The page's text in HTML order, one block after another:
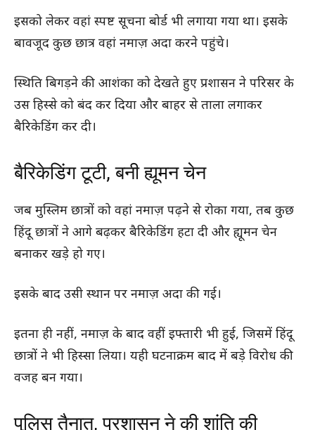
इसको लेकर वहां स्पष्ट सूचना बोर्ड भी लगाया गया था। इसके
बावजूद कुछ छात्र वहां नमाज़ अदा करने पहुंचे।
स्थिति बिगड़ने की आशंका को देखते हुए प्रशासन ने परिसर के
उस हिस्से को बंद कर दिया और बाहर से ताला लगाकर
बैरिकेडिंग कर दी।
बैरिकेडिंग टूटी, बनी ह्यूमन चेन
जब मुस्लिम छात्रों को वहां नमाज़ पढ़ने से रोका गया, तब कुछ
हिंदू छात्रों ने आगे बढ़कर बैरिकेडिंग हटा दी और ह्यूमन चेन
बनाकर खड़े हो गए।
इसके बाद उसी स्थान पर नमाज़ अदा की गई।
इतना ही नहीं, नमाज़ के बाद वहीं इफ्तारी भी हुई, जिसमें हिंदू
छात्रों ने भी हिस्सा लिया। यही घटनाक्रम बाद में बड़े विरोध की
वजह बन गया।
पुलिस तैनात, प्रशासन ने की शांति की